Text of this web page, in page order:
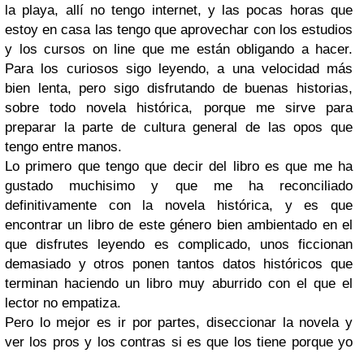
la playa, allí no tengo internet, y las pocas horas que
estoy en casa las tengo que aprovechar con los estudios
y los cursos on line que me están obligando a hacer.
Para los curiosos sigo leyendo, a una velocidad más
bien lenta, pero sigo disfrutando de buenas historias,
sobre todo novela histórica, porque me sirve para
preparar la parte de cultura general de las opos que
tengo entre manos.
Lo primero que tengo que decir del libro es que me ha
gustado muchisimo y que me ha reconciliado
definitivamente con la novela histórica, y es que
encontrar un libro de este género bien ambientado en el
que disfrutes leyendo es complicado, unos ficcionan
demasiado y otros ponen tantos datos históricos que
terminan haciendo un libro muy aburrido con el que el
lector no empatiza.
Pero lo mejor es ir por partes, diseccionar la novela y
ver los pros y los contras si es que los tiene porque yo